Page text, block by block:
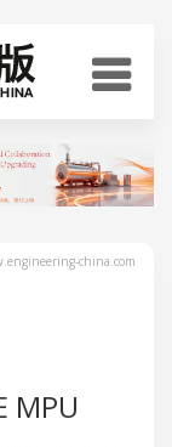
china.com
MPU